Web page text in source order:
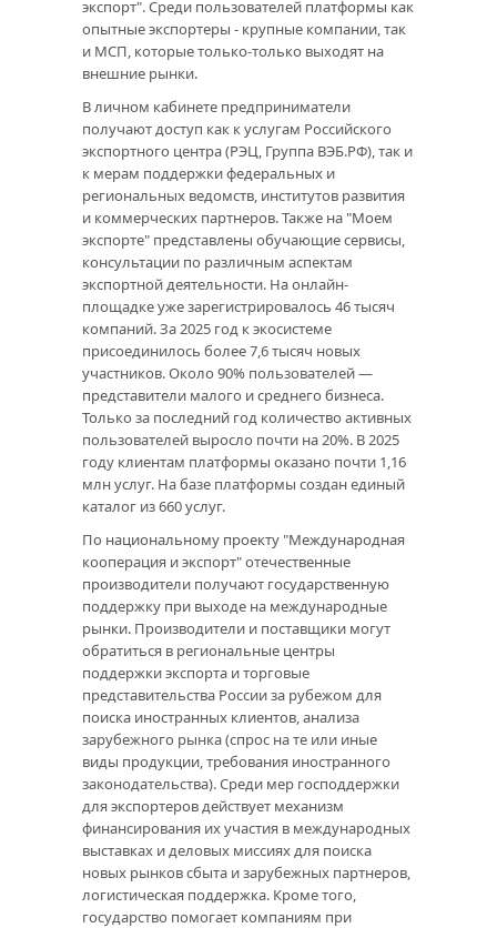
экспорт". Среди пользователей платформы как
опытные экспортеры - крупные компании, так
и МСП, которые только-только выходят на
внешние рынки.
В личном кабинете предприниматели
получают доступ как к услугам Российского
экспортного центра (РЭЦ, Группа ВЭБ.РФ), так и
к мерам поддержки федеральных и
региональных ведомств, институтов развития
и коммерческих партнеров. Также на "Моем
экспорте" представлены обучающие сервисы,
консультации по различным аспектам
экспортной деятельности. На онлайн-
площадке уже зарегистрировалось 46 тысяч
компаний. За 2025 год к экосистеме
присоединилось более 7,6 тысяч новых
участников. Около 90% пользователей —
представители малого и среднего бизнеса.
Только за последний год количество активных
пользователей выросло почти на 20%. В 2025
году клиентам платформы оказано почти 1,16
млн услуг. На базе платформы создан единый
каталог из 660 услуг.
По национальному проекту "Международная
кооперация и экспорт" отечественные
производители получают государственную
поддержку при выходе на международные
рынки. Производители и поставщики могут
обратиться в региональные центры
поддержки экспорта и торговые
представительства России за рубежом для
поиска иностранных клиентов, анализа
зарубежного рынка (спрос на те или иные
виды продукции, требования иностранного
законодательства). Среди мер господдержки
для экспортеров действует механизм
финансирования их участия в международных
выставках и деловых миссиях для поиска
новых рынков сбыта и зарубежных партнеров,
логистическая поддержка. Кроме того,
государство помогает компаниям при